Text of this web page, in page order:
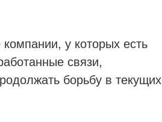
у которых есть
связи,
борьбу в текущих